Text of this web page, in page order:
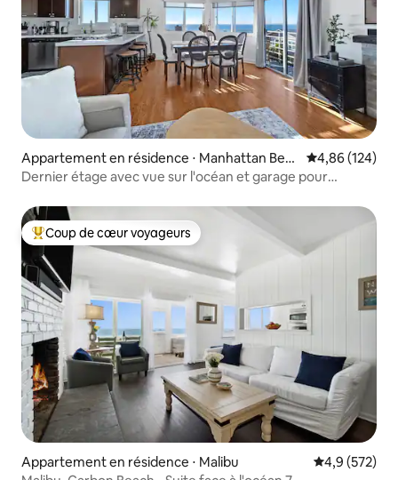
Appartement en résidence ⋅ Manhattan Beac
h
Évaluation
4,86 (124)
Dernier étage avec vue sur l'océan et garage pour
Coups de cœur voyageurs les plus appréciés
Coup de cœur voyageurs
Appartement en résidence ⋅ Malibu Évaluation
4,9 (572)